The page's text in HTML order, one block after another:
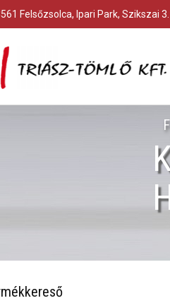
Felsőzsolca, Ipari Park, Szikszai 3.